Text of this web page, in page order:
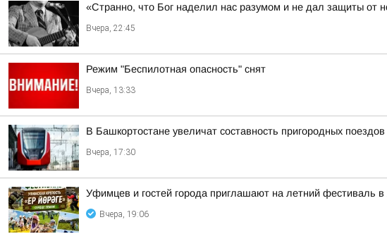
«Странно, что Бог наделил нас разумом и не дал защиты от
Вчера, 22:45
Режим "Беспилотная опасность" снят
Вчера, 13:33
В Башкортостане увеличат составность пригородных
Вчера, 17:30
Уфимцев и гостей города приглашают на летний фестиваль в
Вчера, 19:06